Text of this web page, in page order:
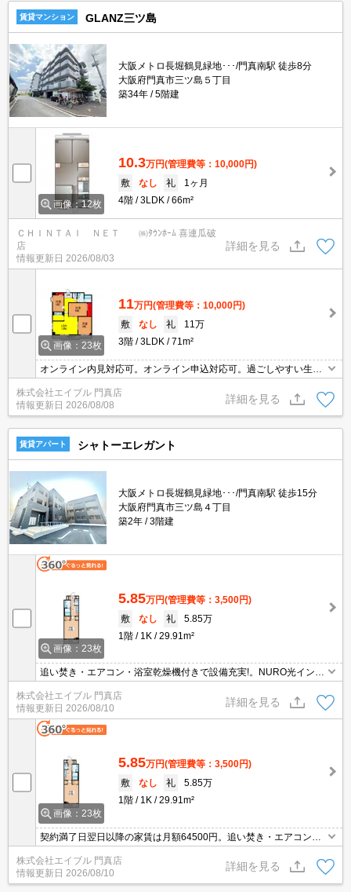
賃貸マンション GLANZ三ツ島
大阪メトロ長堀鶴見緑地･･･/門真南駅 徒歩8分
大阪府門真市三ツ島５丁目
築34年
5階建
画像：12枚
10.3万円(管理費等：10,000円)
敷
なし 礼
1ヶ月
4階
3LDK 66m²
ＣＨＩＮＴＡＩ ＮＥＴ ㈱ﾀｳﾝﾎｰﾑ 喜連瓜破
店
情報更新日 2026/08/03
詳細を見る
画像：23枚
11万円(管理費等：10,000円)
敷
なし 礼
11万
3階
3LDK 71m²
オンライン内見対応可。オンライン申込対応可。過ごしやすい生活
環境が整っています。
株式会社エイブル 門真店
情報更新日 2026/08/08
詳細を見る
賃貸アパート シャトーエレガント
大阪メトロ長堀鶴見緑地･･･/門真南駅 徒歩15分
大阪府門真市三ツ島４丁目
築2年
3階建
画像：23枚
5.85万円(管理費等：3,500円)
敷
なし 礼
5.85万
1階
1K 29.91m²
追い焚き・エアコン・浴室乾燥機付きで設備充実!。NURO光インタ
問い合わせください!。
株式会社エイブル 門真店
情報更新日 2026/08/10
詳細を見る
画像：23枚
5.85万円(管理費等：3,500円)
敷
なし 礼
5.85万
1階
1K 29.91m²
契約満了日翌日以降の家賃は月額64500円。追い焚き・エアコン・
浴室乾燥機付きで設備充実!。NURO光インターネット無料。
株式会社エイブル 門真店
情報更新日 2026/08/10
詳細を見る